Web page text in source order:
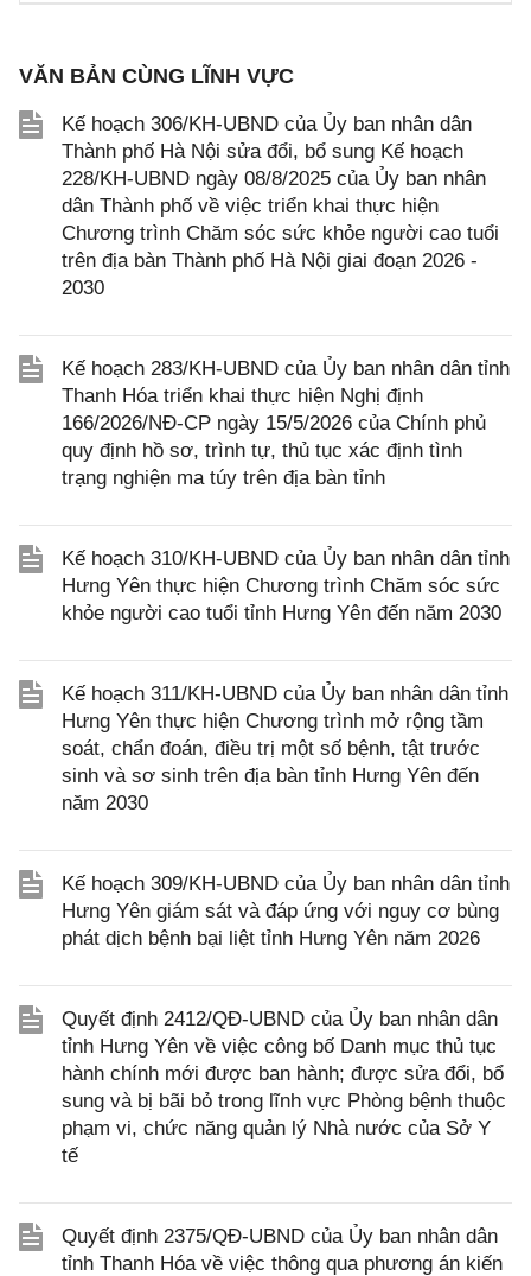
VĂN BẢN CÙNG LĨNH VỰC
Kế hoạch 306/KH-UBND của Ủy ban nhân dân
Thành phố Hà Nội sửa đổi, bổ sung Kế hoạch
228/KH-UBND ngày 08/8/2025 của Ủy ban nhân
dân Thành phố về việc triển khai thực hiện
Chương trình Chăm sóc sức khỏe người cao tuổi
trên địa bàn Thành phố Hà Nội giai đoạn 2026 -
2030
Kế hoạch 283/KH-UBND của Ủy ban nhân dân tỉnh
Thanh Hóa triển khai thực hiện Nghị định
166/2026/NĐ-CP ngày 15/5/2026 của Chính phủ
quy định hồ sơ, trình tự, thủ tục xác định tình
trạng nghiện ma túy trên địa bàn tỉnh
Kế hoạch 310/KH-UBND của Ủy ban nhân dân tỉnh
Hưng Yên thực hiện Chương trình Chăm sóc sức
khỏe người cao tuổi tỉnh Hưng Yên đến năm 2030
Kế hoạch 311/KH-UBND của Ủy ban nhân dân tỉnh
Hưng Yên thực hiện Chương trình mở rộng tầm
soát, chẩn đoán, điều trị một số bệnh, tật trước
sinh và sơ sinh trên địa bàn tỉnh Hưng Yên đến
năm 2030
Kế hoạch 309/KH-UBND của Ủy ban nhân dân tỉnh
Hưng Yên giám sát và đáp ứng với nguy cơ bùng
phát dịch bệnh bại liệt tỉnh Hưng Yên năm 2026
Quyết định 2412/QĐ-UBND của Ủy ban nhân dân
tỉnh Hưng Yên về việc công bố Danh mục thủ tục
hành chính mới được ban hành; được sửa đổi, bổ
sung và bị bãi bỏ trong lĩnh vực Phòng bệnh thuộc
phạm vi, chức năng quản lý Nhà nước của Sở Y
tế
Quyết định 2375/QĐ-UBND của Ủy ban nhân dân
tỉnh Thanh Hóa về việc thông qua phương án kiến